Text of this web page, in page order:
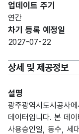
업데이트 주기
연간
차기 등록 예정일
2027-07-22
상세 및 제공정보
설명
광주광역시도시공사
데이터입니다. 본 데
사용승인일, 동수, 세